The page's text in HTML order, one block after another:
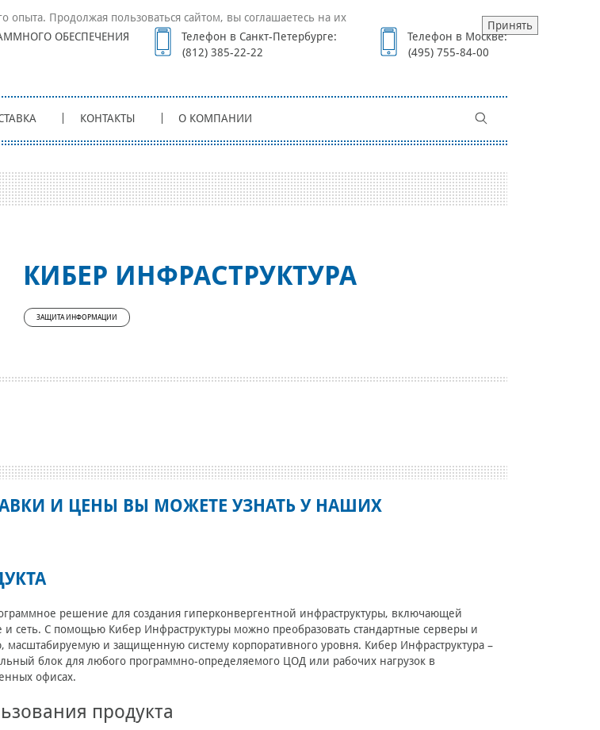
ОБЕСПЕЧЕНИЯ
Телефон в Санкт-Петербурге:
(812) 385-22-22
Телефон в Москве:
(495) 755-84-00
КОНТАКТЫ О КОМПАНИИ
КИБЕР ИНФРАСТРУКТУРА
ЗАЩИТА ИНФОРМАЦИИ
И ЦЕНЫ ВЫ МОЖЕТЕ УЗНАТЬ У НАШИХ
решение для создания гиперконвергентной инфраструктуры, включающей
сеть. С помощью Кибер Инфраструктуры можно преобразовать стандартные серверы и
масштабируемую и защищенную систему корпоративного уровня. Кибер Инфраструктура –
блок для любого программно-определяемого ЦОД или рабочих нагрузок в
офисах.
продукта
опыта. Продолжая пользоваться сайтом, вы соглашаетесь на их
Принять